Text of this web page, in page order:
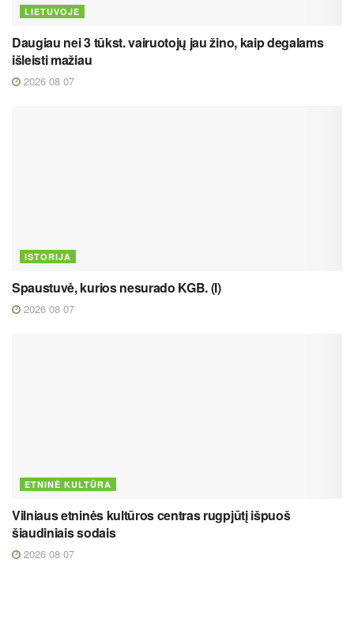
LIETUVOJE
Daugiau nei 3 tūkst. vairuotojų jau žino, kaip degalams
išleisti mažiau
2026 08 07
ISTORIJA
Spaustuvė, kurios nesurado KGB. (I)
2026 08 07
ETNINĖ KULTŪRA
Vilniaus etninės kultūros centras rugpjūtį išpuoš
šiaudiniais sodais
2026 08 07